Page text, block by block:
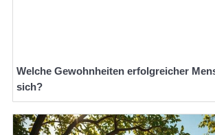
Welche Gewohnheiten erfolgreicher
sich?